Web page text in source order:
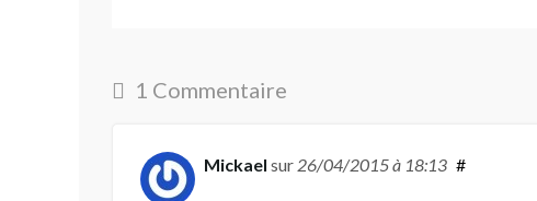
1 Commentaire
Mickael sur 26/04/2015à 18:13 #